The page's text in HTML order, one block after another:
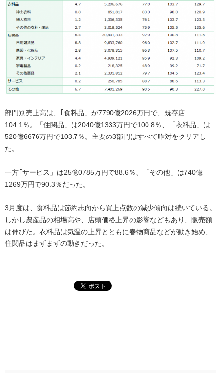
部門別売上高は、｢食料品」が7790億2026万円で、既存店
104.1％。「住関品」は2040億1333万円で100.8％、「衣料品」は
520億6676万円で103.7％。主要の3部門はすべて昨対をクリアし
た。
一方｢サービス」は25億0785万円で88.6％、「その他」は740億
1269万円で90.3％だった。
3月度は、食料品は節約志向から買上点数の減少傾向は続いている。
しかし農産品の相場高や、店頭価格上昇の影響などもあり、販売額
は伸びた。衣料品は気温の上昇とともに春物商品などが動き始め、
住関品はまずまずの動きだった。